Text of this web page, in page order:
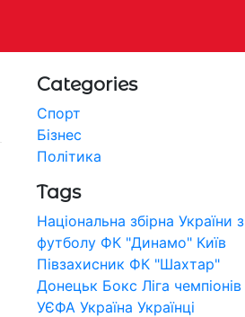
Categories
Спорт
Бізнес
Політика
Tags
Національна збірна України з
футболу ФК "Динамо" Київ
Півзахисник ФК "Шахтар"
Донецьк Бокс Ліга чемпіонів
УЄФА Україна Українці